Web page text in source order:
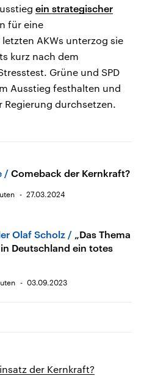
ein strategischer
für eine
AKWs unterzog sie
kurz nach dem
Grüne und SPD
Ausstieg festhalten und
Regierung durchsetzen.
Comeback der Kernkraft?
27.03.2024
Olaf Scholz
„Das Thema
Deutschland ein totes
03.09.2023
der Kernkraft?